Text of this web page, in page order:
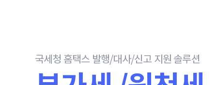
국세청 홈택스 발행/대사/신고 지원 솔루션